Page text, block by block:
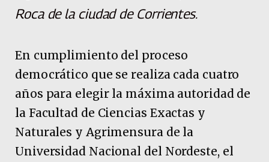
Roca de la ciudad de Corrientes.
En cumplimiento del proceso
democrático que se realiza cada cuatro
años para elegir la máxima autoridad de
la Facultad de Ciencias Exactas y
Naturales y Agrimensura de la
Universidad Nacional del Nordeste, el